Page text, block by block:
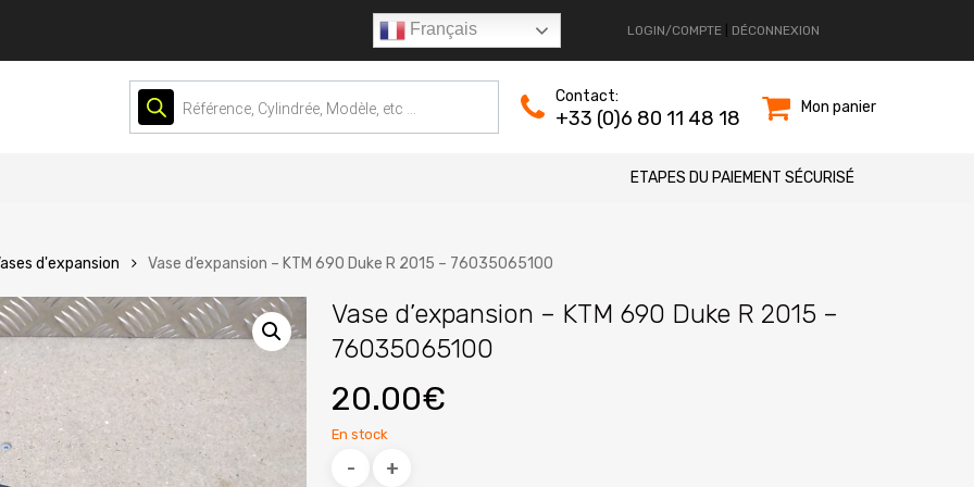
Français LOGIN/COMPTE DÉCONNEXION
Recherche
produits
Contact:
+33 (0)6 80 11 48 18 Mon panier
ETAPES DU PAIEMENT SÉCURISÉ
d'expansion Vase d’expansion – KTM 690 Duke R 2015 – 76035065100
Vase d’expansion – KTM 690 Duke R 2015 –
76035065100
20.00€
En stock